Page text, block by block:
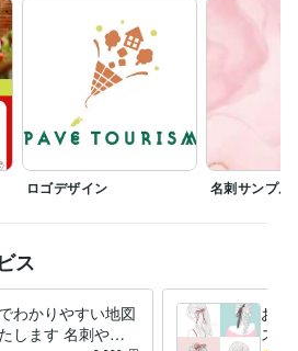
ラスト作成
地図作
キッズ 女性
ロゴデザイン 名刺サンプル
ス
わかりやすい地図
します 名刺やチ
おし
スト